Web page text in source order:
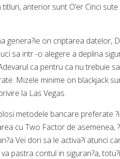
anterior sunt O’er Cinci
genera?ie on criptarea datelor,
sa intr -o alegere a deplina
ca pentru ca nu trebuie
Mizele minime on blackjack
la Las Vegas.
metodele bancare preferate
cu Two Factor de asemenea,
Vei dori sa le activa?i atunci
pastra contul in siguran?a,
ΜΑΤΙΑ;
Verantwoord spelen tips voor een
veilige casinobeleving